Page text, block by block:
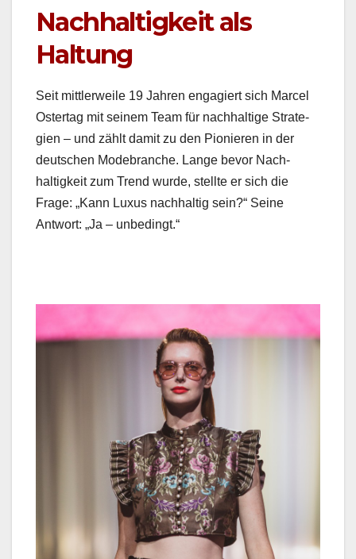
Nachhaltigkeit als
Haltung
Seit mit­tler­weile 19 Jahren engagiert sich Mar­cel
Ostertag mit seinem Team für nach­haltige Strate­
gien – und zählt damit zu den Pio­nieren in der
deutschen Mode­branche. Lange bevor Nach­
haltigkeit zum Trend wurde, stellte er sich die
Frage: „Kann Luxus nach­haltig sein?“ Seine
Antwort: „Ja – unbe­d­ingt.“